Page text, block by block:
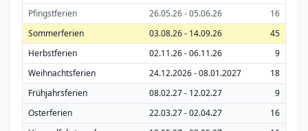
Pfingstferien
26.05.26 - 05.06.26
16
Sommerferien
03.08.26 - 14.09.26
45
Herbstferien
02.11.26 - 06.11.26
9
Weihnachtsferien
24.12.2026 - 08.01.2027
18
Frühjahrsferien
08.02.27 - 12.02.27
9
Osterferien
22.03.27 - 02.04.27
16